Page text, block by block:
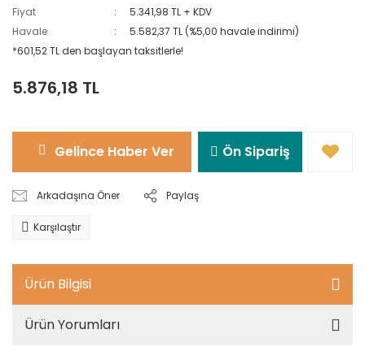
Fiyat
5.341,98 TL + KDV
Havale
5.582,37 TL (%5,00 havale indirimi)
*601,52 TL den başlayan taksitlerle!
5.876,18 TL
Gelince Haber Ver Ön Sipariş
Arkadaşına Öner Paylaş
Karşılaştır
Ürün Bilgisi
Ürün Yorumları